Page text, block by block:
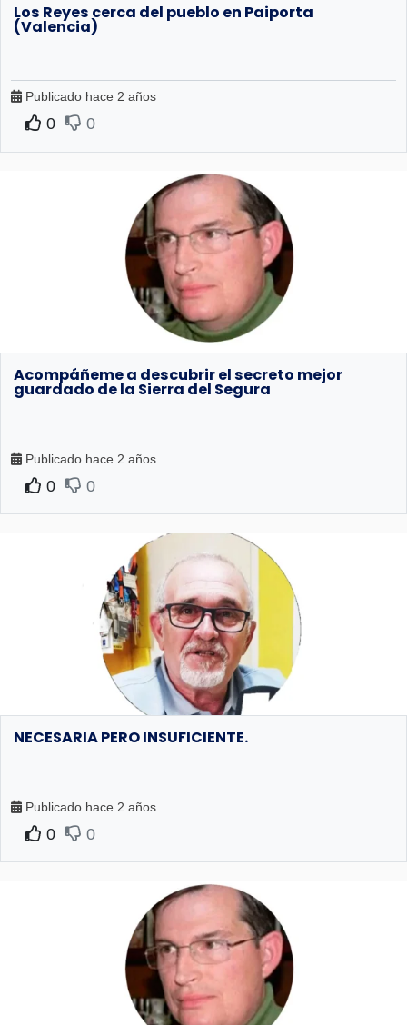
Los Reyes cerca del pueblo en Paiporta
(Valencia)
Publicado hace 2 años
0 0
Acompáñeme a descubrir el secreto mejor
guardado de la Sierra del Segura
Publicado hace 2 años
0 0
NECESARIA PERO INSUFICIENTE.
Publicado hace 2 años
0 0